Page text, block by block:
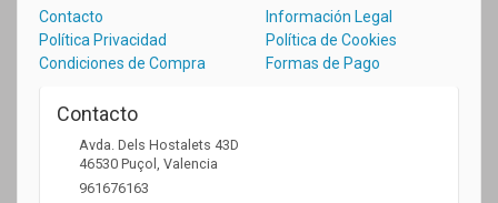
Contacto
Información Legal
Política Privacidad
Política de Cookies
Condiciones de Compra
Formas de Pago
Contacto
Avda. Dels Hostalets 43D
46530 Puçol Valencia
961676163